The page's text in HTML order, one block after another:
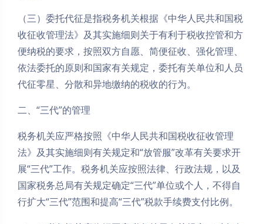
（三）委托代征是指税务机关根据《中华人民共和国税
收征收管理法》及其实施细则关于有利于税收控管和方
便纳税的要求，按照双方自愿、简便征收、强化管理、
依法委托的原则和国家有关规定，委托有关单位和人员
代征零星、分散和异地缴纳的税收的行为。
二、“三代”的管理
税务机关应严格按照《中华人民共和国税收征收管理
法》及其实施细则有关规定和“放管服”改革有关要求开
展“三代”工作。税务机关应按照法律、行政法规，以及
国家税务总局有关规定确定“三代”单位或个人，不得自
行扩大“三代”范围和提高“三代”税款手续费支付比例。